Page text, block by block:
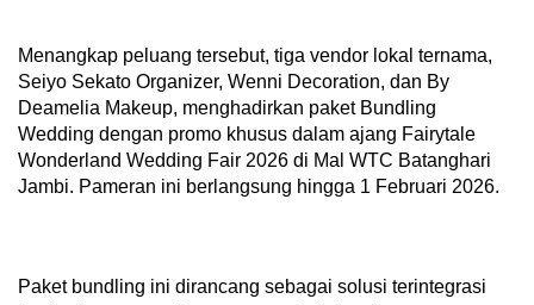
Menangkap peluang tersebut, tiga vendor lokal ternama,
Seiyo Sekato Organizer, Wenni Decoration, dan By
Deamelia Makeup, menghadirkan paket Bundling
Wedding dengan promo khusus dalam ajang Fairytale
Wonderland Wedding Fair 2026 di Mal WTC Batanghari
Jambi. Pameran ini berlangsung hingga 1 Februari 2026.
Paket bundling ini dirancang sebagai solusi terintegrasi